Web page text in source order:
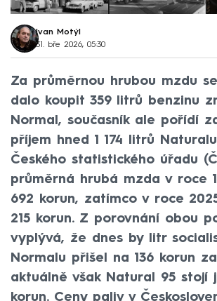
Ivan Motýl
31. bře 2026, 05:30
Za průměrnou hrubou mzdu se
dalo koupit 359 litrů benzinu
Normal, současník ale pořídí
příjem hned 1 174 litrů
Českého statistického úřadu
průměrná hrubá mzda v roce
692 korun, zatímco v roce
215 korun. Z porovnání obou
vyplývá, že dnes by litr
Normalu přišel na 136 korun
aktuálně však Natural 95 stojí
korun. Ceny paliv v